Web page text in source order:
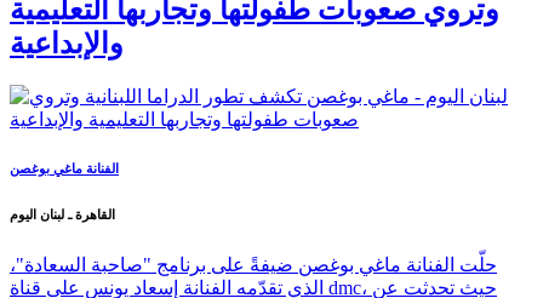
وتروي صعوبات طفولتها وتجاربها التعليمية
والإبداعية
الفنانة ماغي بوغصن
القاهرة ـ لبنان اليوم
حلّت الفنانة ماغي بوغصن ضيفةً على برنامج "صاحبة السعادة"،
الذي تقدّمه الفنانة إسعاد يونس على قناة dmc، حيث تحدثت عن